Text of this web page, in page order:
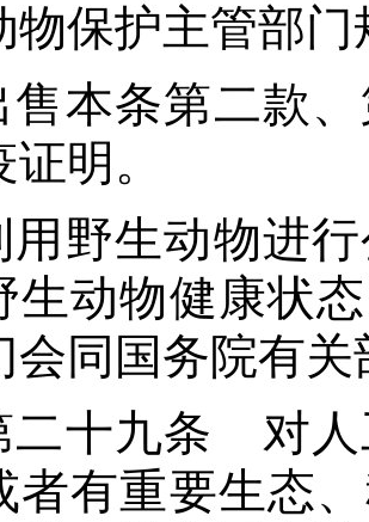
物保护主管部门
售本条第二款
明。
用野生动物进
生动物健康状
会同国务院有关
二十九条 对人
者有重要生态